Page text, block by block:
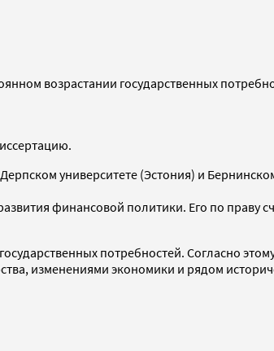
возрастании государственных
университете (Эстония) и
финансовой политики. Его по праву
потребностей. Согласно
изменениями экономики и рядом